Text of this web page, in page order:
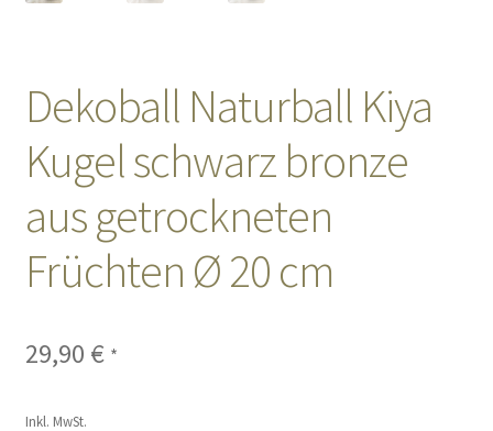
Vertrag widerrufen
Dekoball Naturball Kiya
Kugel schwarz bronze
aus getrockneten
Früchten Ø 20 cm
29,90 € *
Inkl. MwSt.